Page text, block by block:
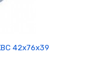
42x76x39